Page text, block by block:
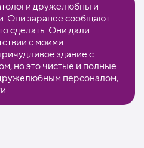
дружелюбны и
Они заранее сообщают
сделать. Они дали
с моими
здание с
но это чистые и полные
персоналом,